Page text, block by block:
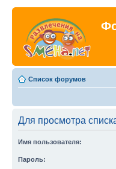
Список форумов
Для просмотра
Имя пользователя:
Пароль: